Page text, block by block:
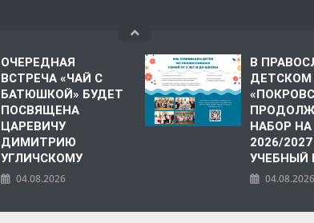
ОЧЕРЕДНАЯ
ВСТРЕЧА «ЧАЙ С
БАТЮШКОЙ» БУДЕТ
ПОСВЯЩЕНА
ЦАРЕВИЧУ
ДИМИТРИЮ
УГЛИЧСКОМУ
04.08.2026
В
ДЕТСКОМ
НАБОР
2026/2027
УЧЕБНЫЙ